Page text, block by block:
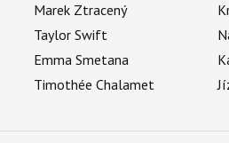
Marek Ztracený
Taylor Swift
Emma Smetana
Timothée Chalamet